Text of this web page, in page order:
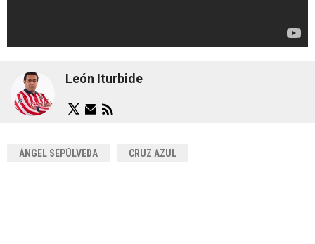
León Iturbide
ÁNGEL SEPÚLVEDA CRUZ AZUL